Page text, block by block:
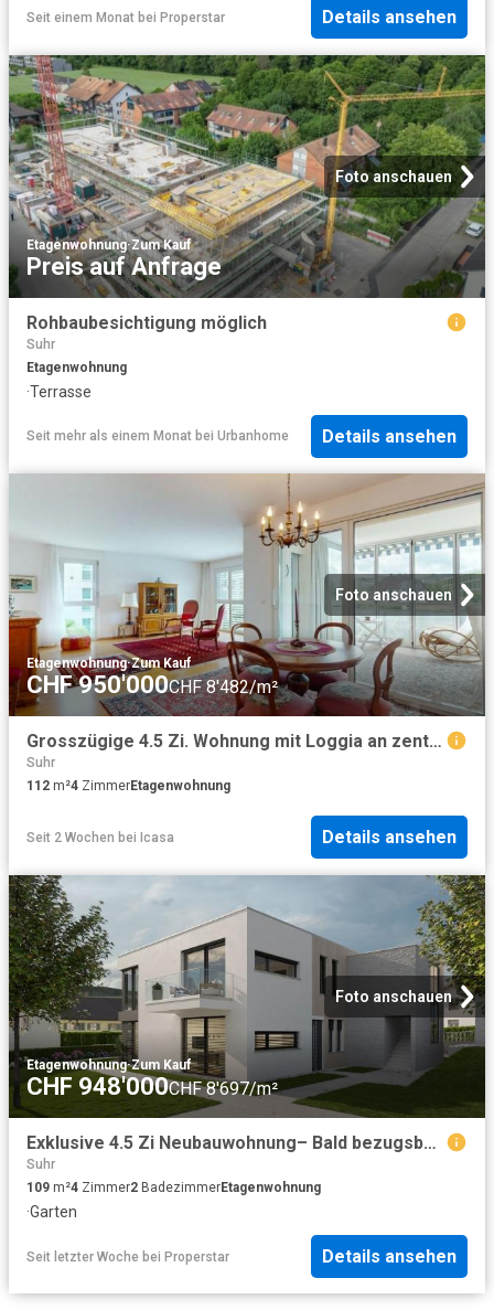
Seit einem Monat bei Properstar Details ansehen
Foto anschauen
Etagenwohnung·Zum Kauf
Preis auf Anfrage
Rohbaubesichtigung möglich
Suhr
Etagenwohnung
·Terrasse
Seit mehr als einem Monat bei Urbanhome Details ansehen
Foto anschauen
Etagenwohnung·Zum Kauf
CHF 950'000CHF 8'482/m²
Grosszügige 4.5 Zi. Wohnung mit Loggia an zentraler, ruhiger Lage
Suhr
112 m²4 ZimmerEtagenwohnung
Seit 2 Wochen bei Icasa Details ansehen
Foto anschauen
Etagenwohnung·Zum Kauf
CHF 948'000CHF 8'697/m²
Exklusive 4.5 Zi Neubauwohnung– Bald bezugsbereit
Suhr
109 m²4 Zimmer2 BadezimmerEtagenwohnung
·Garten
Seit letzter Woche bei Properstar Details ansehen